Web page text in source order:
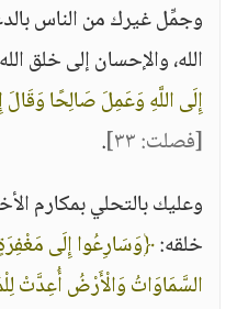
وجمِّل غيرك من الناس
الله، والإحسان إلى خلق
إِلَى اللَّهِ وَعَمِلَ صَالِحًا
[فصلت: ٣٣]
.
وعليك بالتحلي بمكارم
خلقه:﴿وَسَارِعُوا إِلَى
السَّمَاوَاتُ وَالْأَرْضُ أُعِدَّتْ